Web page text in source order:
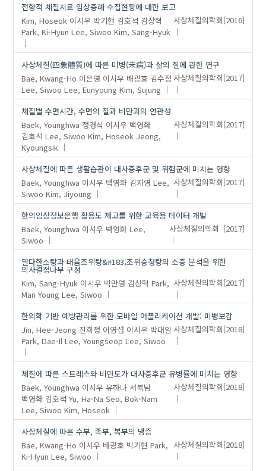
Statisticalerror
Statistics
Yangseng
cold hypersensitivity
stress
전향적 체질치료 임상증례 수집현황에 대한 보고
Kim, Hoseok 이시우 박기현 김호석 김상혁
Park, Ki-Hyun Lee, Siwoo Kim, Sang-Hyuk
사상체질의학회[2016]
사상체질(四象體質)에 따른 미병(未病)과 삶의 질에 관한 연구
Bae, Kwang-Ho 이은영 이시우 배광호 김수정
Lee, Siwoo Lee, Eunyoung Kim, Sujung
사상체질의학회[2017]
체질별 수면시간, 수면의 질과 비만과의 연관성
Baek, Younghwa 정경식 이시우 백영화
김호석 Lee, Siwoo Kim, Hoseok Jeong,
Kyoungsik
사상체질의학회[2017]
사상체질에 따른 생활습관이 대사증후군 및 위험군에 미치는 영향
Baek, Younghwa 이시우 백영화 김지영 Lee,
Siwoo Kim, Jiyoung
사상체질의학회[2017]
한의임상정보은행 활용도 제고를 위한 교육용 데이터 개발
Baek, Younghwa 이시우 백영화 Lee,
Siwoo
사상체질의학회 [2017]
열다한소탕과 태음조위탕&#183;조위승청탕의 소증 분석을 위한
의사결정나무 구성
Kim, Sang-Hyuk 이시우 박만영 김상혁 Park,
Man Young Lee, Siwoo
사상체질의학회[2017]
한의학 기반 예방관리를 위한 모바일 어플리케이션 개발: 미병보감
Jin, Hee-Jeong 진희정 이영섭 이시우 박대일
Park, Dae-Il Lee, Youngseop Lee, Siwoo
사상체질의학회[2018]
체질에 따른 스트레스와 비만도가 대사증후군 유병률에 미치는 영향
Baek, Younghwa 이시우 유하나 서복남
백영화 김호석 Yu, Ha-Na Seo, Bok-Nam
Lee, Siwoo Kim, Hoseok
사상체질의학회[2018]
사상체질에 따른 수부, 족부, 복부의 냉증
Bae, Kwang-Ho 이시우 배광호 박기현 Park,
Ki-Hyun Lee, Siwoo
사상체질의학회[2018]